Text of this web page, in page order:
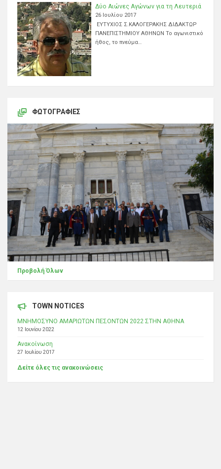
Δύο Αιώνες Αγώνων για τη Λευτεριά
26 Ιουλίου 2017
ΕΥΤΥΧΙΟΣ Σ.ΚΑΛΟΓΕΡΑΚΗΣ ΔΙΔΑΚΤΩΡ
ΠΑΝΕΠΙΣΤΗΜΙΟΥ ΑΘΗΝΩΝ Το αγωνιστικό
ήθος, το πνεύμα…
ΦΩΤΟΓΡΑΦΊΕΣ
Προβολή Όλων
TOWN NOTICES
ΜΝΗΜΟΣΥΝΟ ΑΜΑΡΙΩΤΩΝ ΠΕΣΟΝΤΩΝ 2022 ΣΤΗΝ ΑΘΗΝΑ
12 Ιουνίου 2022
Ανακοίνωση
27 Ιουλίου 2017
Δείτε όλες τις ανακοινώσεις